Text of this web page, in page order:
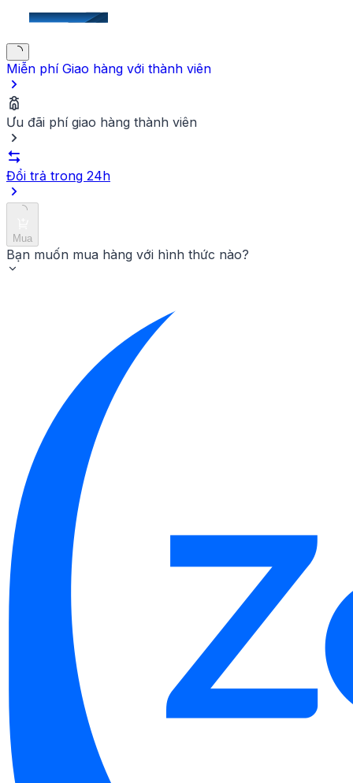
Miễn phí Giao hàng với thành viên
Ưu đãi phí giao hàng thành viên
Đổi trả trong 24h
Mua
Bạn muốn mua hàng với hình thức nào?